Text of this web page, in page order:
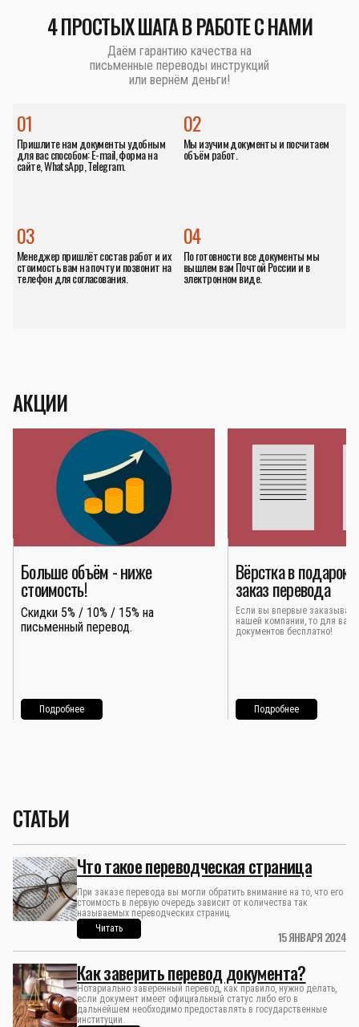
4 ПРОСТЫХ ШАГА В РАБОТЕ С НАМИ
Даём гарантию качества на
письменные переводы инструкций
или вернём деньги!
01
Пришлите нам документы удобным
для вас способом: E-mail, форма на
сайте, WhatsApp, Telegram.
02
Мы изучим документы и посчитаем
объём работ.
04
По готовности все документы мы
вышлем вам Почтой России и в
электронном виде.
03
Менеджер пришлёт состав работ и их
стоимость вам на почту и позвонит на
телефон для согласования.
АКЦИИ
Больше объём - ниже
стоимость!
Скидки 5% / 10% / 15% на
письменный перевод.
Подробнее
Вёрстка в подарок
заказ перевода
Если вы впервые
нашей компании, то для вас
документов бесплатно!
Подробнее
СТАТЬИ
15 ЯНВАРЯ 2024
Что такое переводческая страница
При заказе перевода вы могли обратить внимание на то, что его
стоимость в первую очередь зависит от количества так
называемых переводческих страниц.
Читать
Как заверить перевод документа?
Нотариально заверенный перевод, как правило, нужно делать,
если документ имеет официальный статус либо его в
дальнейшем необходимо предоставлять в государственные
институции.